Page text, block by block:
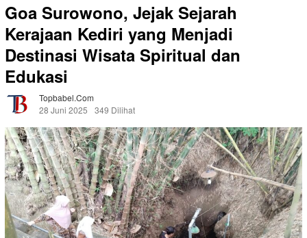
Goa Surowono, Jejak Sejarah
Kerajaan Kediri yang Menjadi
Destinasi Wisata Spiritual dan
Edukasi
Topbabel.com
28 Juni 2025
349 Dilihat